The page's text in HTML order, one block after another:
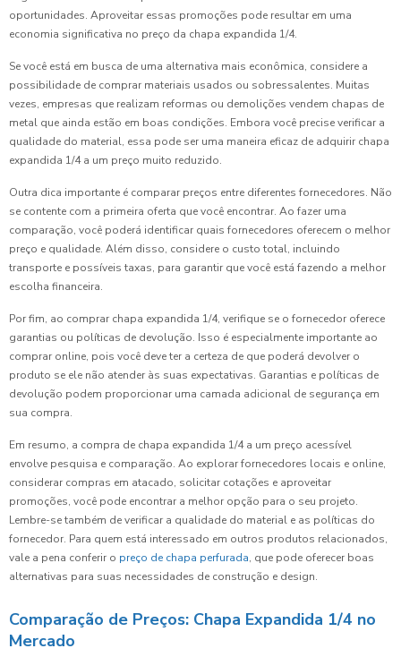
oportunidades. Aproveitar essas promoções pode resultar em uma
economia significativa no preço da chapa expandida 1/4.
Se você está em busca de uma alternativa mais econômica, considere a
possibilidade de comprar materiais usados ou sobressalentes. Muitas
vezes, empresas que realizam reformas ou demolições vendem chapas de
metal que ainda estão em boas condições. Embora você precise verificar a
qualidade do material, essa pode ser uma maneira eficaz de adquirir chapa
expandida 1/4 a um preço muito reduzido.
Outra dica importante é comparar preços entre diferentes fornecedores. Não
se contente com a primeira oferta que você encontrar. Ao fazer uma
comparação, você poderá identificar quais fornecedores oferecem o melhor
preço e qualidade. Além disso, considere o custo total, incluindo
transporte e possíveis taxas, para garantir que você está fazendo a melhor
escolha financeira.
Por fim, ao comprar chapa expandida 1/4, verifique se o fornecedor oferece
garantias ou políticas de devolução. Isso é especialmente importante ao
comprar online, pois você deve ter a certeza de que poderá devolver o
produto se ele não atender às suas expectativas. Garantias e políticas de
devolução podem proporcionar uma camada adicional de segurança em
sua compra.
Em resumo, a compra de chapa expandida 1/4 a um preço acessível
envolve pesquisa e comparação. Ao explorar fornecedores locais e online,
considerar compras em atacado, solicitar cotações e aproveitar
promoções, você pode encontrar a melhor opção para o seu projeto.
Lembre-se também de verificar a qualidade do material e as políticas do
fornecedor. Para quem está interessado em outros produtos relacionados,
vale a pena conferir o preço de chapa perfurada, que pode oferecer boas
alternativas para suas necessidades de construção e design.
Comparação de Preços: Chapa Expandida 1/4 no
Mercado